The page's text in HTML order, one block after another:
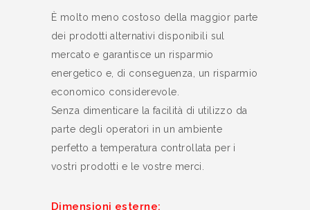
È molto meno costoso della maggior parte
dei prodotti alternativi disponibili sul
mercato e garantisce un risparmio
energetico e, di conseguenza, un risparmio
economico considerevole.
Senza dimenticare la facilità di utilizzo da
parte degli operatori in un ambiente
perfetto a temperatura controllata per i
vostri prodotti e le vostre merci.
Dimensioni esterne: